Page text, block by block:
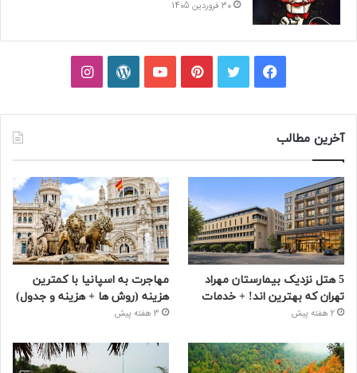
30 فروردین 1405
فیسبوکتوییترپینتریستیوتیوبوردپرساینستاگرام
آخرین مطالب
5 هتل نزدیک بیمارستان مهراد
تهران که بهترین‌ اند! + خدمات
2 هفته پیش
مهاجرت به اسپانیا با کمترین
هزینه (روش ها + هزینه و جدول)
3 هفته پیش